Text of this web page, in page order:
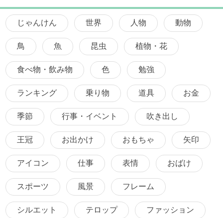
じゃんけん 世界 人物 動物
鳥 魚 昆虫 植物・花
食べ物・飲み物 色 勉強
ランキング 乗り物 道具 お金
季節 行事・イベント 吹き出し
王冠 お出かけ おもちゃ 矢印
アイコン 仕事 表情 おばけ
スポーツ 風景 フレーム
シルエット テロップ ファッション